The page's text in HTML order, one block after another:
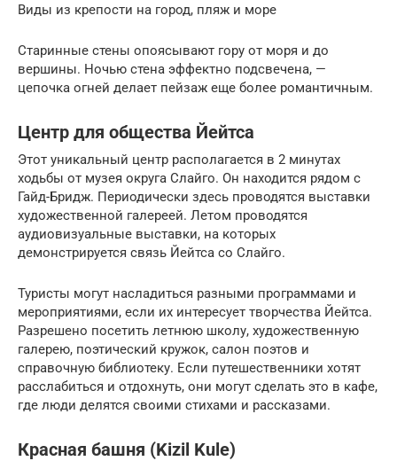
Виды из крепости на город, пляж и море
Старинные стены опоясывают гору от моря и до
вершины. Ночью стена эффектно подсвечена, —
цепочка огней делает пейзаж еще более романтичным.
Центр для общества Йейтса
Этот уникальный центр располагается в 2 минутах
ходьбы от музея округа Слайго. Он находится рядом с
Гайд-Бридж. Периодически здесь проводятся выставки
художественной галереей. Летом проводятся
аудиовизуальные выставки, на которых
демонстрируется связь Йейтса со Слайго.
Туристы могут насладиться разными программами и
мероприятиями, если их интересует творчества Йейтса.
Разрешено посетить летнюю школу, художественную
галерею, поэтический кружок, салон поэтов и
справочную библиотеку. Если путешественники хотят
расслабиться и отдохнуть, они могут сделать это в кафе,
где люди делятся своими стихами и рассказами.
Красная башня (Kizil Kule)